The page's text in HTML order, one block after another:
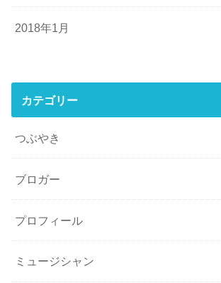
2018年1月
カテゴリー
つぶやき
ブロガー
プロフィール
ミュージシャン